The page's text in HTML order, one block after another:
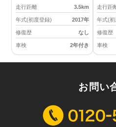
走行距離
3.5km
年式(初度登録) 2017年
修復歴 なし
車検 2年付き
走行距
年式(
修復歴
車検
お問い